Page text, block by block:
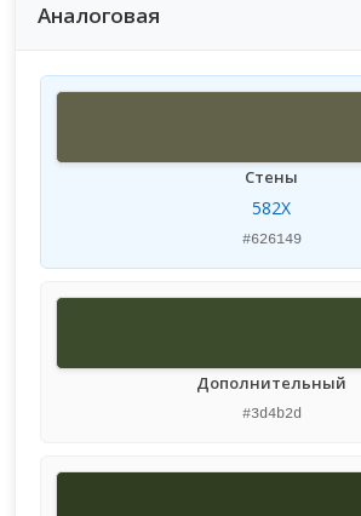
Аналоговая
Стены
582X
#626149
Дополнительный
#3d4b2d